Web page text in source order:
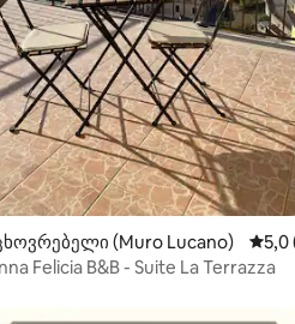
5‑დან 4,92, 13 მიმოხილვა
(Muro Lucano)
5,0
Felicia B&B - Suite La Terrazza